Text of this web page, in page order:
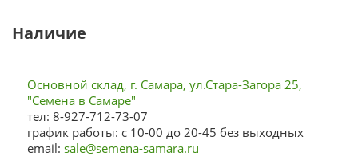
Наличие
Основной склад, г. Самара, ул.Стара-Загора 25,
"Семена в Самаре"
тел: 8-927-712-73-07
график работы: с 10-00 до 20-45 без выходных
email: sale@semena-samara.ru